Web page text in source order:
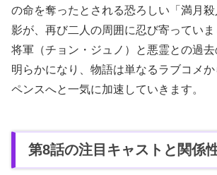
の命を奪ったとされる恐ろしい「満月
影が、再び二人の周囲に忍び寄ってい
将軍（チョン・ジュノ）と悪霊との過
明らかになり、物語は単なるラブコメ
ペンスへと一気に加速していきます。
第8話の注目キャストと関係